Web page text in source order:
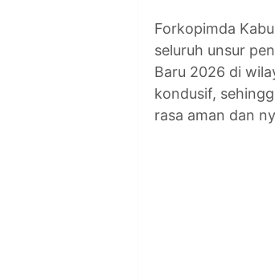
Forkopimda
seluruh unsur
Baru 2026 di
kondusif,
rasa aman dan